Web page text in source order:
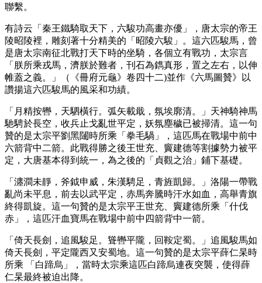
聯繫。
有詩云「秦王鐵騎取天下，六駿功高畫亦優」，唐太宗的帝王
陵昭陵裡，雕刻著十分精美的「昭陵六駿」。這六匹駿馬，曾
是唐太宗南征北戰打天下時的坐騎，各個立有戰功，太宗言
「朕所乘戎馬，濟朕於難者，刊石為鐫真形，置之左右，以伸
帷蓋之義。」（《冊府元龜》卷四十二)並作《六馬圖贊》以
讚揚這六匹駿馬的風采和功績。
「月精按轡，天駟橫行。弧矢載戢，氛埃廓清。」天神騎神馬
馳騁於長空，收兵止戈亂世平定，妖氛塵穢已被掃清。這一句
贊的是太宗平劉黑闥時所乘「拳毛騧」，這匹馬在戰場中前中
六箭背中二箭。此戰得勝之後王世充、竇建德等割據勢力被平
定，大唐基本得到統一，為之後的「貞觀之治」鋪下基礎。
「瀍澗未靜，斧鉞申威，朱漢騁足，青旌凱歸。」洛陽一帶戰
亂尚未平息，前去以武平定，赤馬奔騰時汗水如血，高舉青旗
終得凱旋。這一句贊的是太宗平王世充、竇建德所乘「什伐
赤」，這匹汗血寶馬在戰場中前中四箭背中一箭。
「倚天長劍，追風駿足。聳轡平隴，回鞍定蜀。」追風駿馬如
倚天長劍，平定隴西又安蜀地。這一句贊的是太宗平薛仁杲時
所乘 「白蹄烏」，當時太宗乘這匹白蹄烏連夜突襲，使得薛
仁杲最終被迫出降。